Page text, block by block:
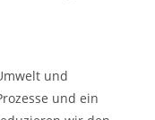
und
und ein